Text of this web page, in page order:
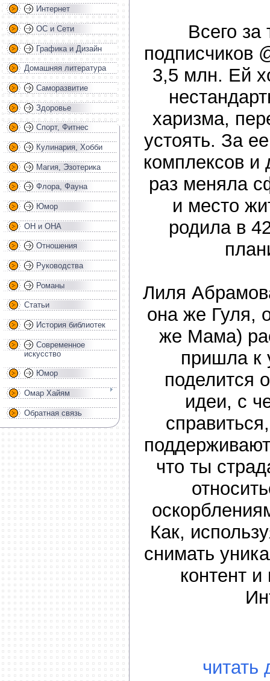
Интернет
ОС и Сети
Графика и Дизайн
Домашняя литература
Саморазвитие
Здоровье
Спорт, Фитнес
Кулинария, Хобби
Магия, Эзотерика
Флора, Фауна
Юмор
ОН и ОНА
Отношения
Руководства
Романы
Статьи
История библиотек
Современное
искусство
Юмор
Омар Хайям
Обратная связь
Всего за
подписчиков
3,5 млн. Ей
харизма,
устоять. За
комплексов и
раз меняла
и место
родила в
Лиля
она же Гуля,
же Мама)
пришла к
поделится
идеи, с
что ты
Как,
снимать
контент
читать